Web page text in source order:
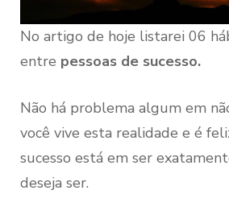
No artigo de hoje listarei 06
entre pessoas de sucesso.
Não há problema algum em
você vive esta realidade e é
sucesso está em ser
deseja ser.